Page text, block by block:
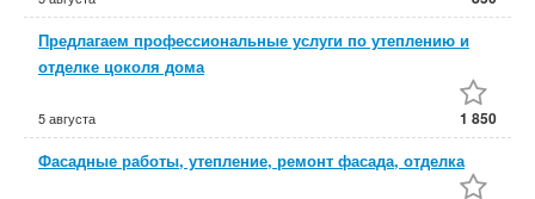
Предлагаем профессиональные услуги по утеплению и
отделке цоколя дома
5 августа 1 850
Фасадные работы, утепление, ремонт фасада, отделка